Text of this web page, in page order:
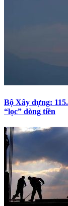
Bộ Xây dựng:
“lọc” dòng tiền